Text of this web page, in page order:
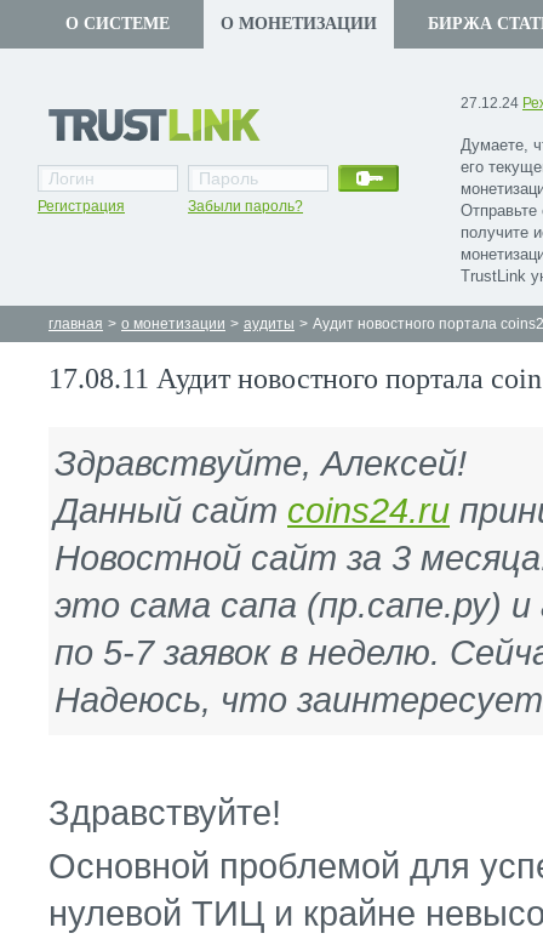
О СИСТЕМЕ О МОНЕТИЗАЦИИ БИРЖА
27.12.24
Думаете,
его
получите
TrustLink
Регистрация Забыли пароль?
главная > о монетизации > аудиты > Аудит новостного портала
17.08.11 Аудит новостного портала
Здравствуйте, Алексей!
Данный сайт coins24.ru
Новостной сайт за 3
это сама сапа (пр.сапе.ру)
по 5-7 заявок в неделю.
Надеюсь, что
Здравствуйте!
Основной проблемой для
нулевой ТИЦ и крайне